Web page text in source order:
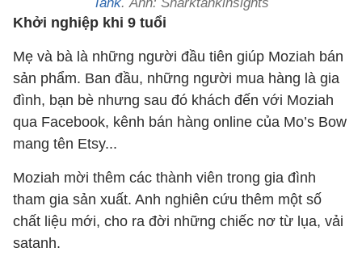
Khởi nghiệp khi 9 tuổi
Mẹ và bà là những người đầu tiên giúp Moziah bán
sản phẩm. Ban đầu, những người mua hàng là gia
đình, bạn bè nhưng sau đó khách đến với Moziah
qua Facebook, kênh bán hàng online của Mo’s Bow
mang tên Etsy...
Moziah mời thêm các thành viên trong gia đình
tham gia sản xuất. Anh nghiên cứu thêm một số
chất liệu mới, cho ra đời những chiếc nơ từ lụa, vải
satanh.